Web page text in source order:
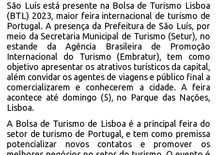
São Luís está presente na Bolsa de Turismo Lisboa
(BTL) 2023, maior feira internacional de turismo de
Portugal. A presença da Prefeitura de São Luís, por
meio da Secretaria Municipal de Turismo (Setur), no
estande da Agência Brasileira de Promoção
Internacional do Turismo (Embratur), tem como
objetivo apresentar os atrativos turísticos da capital,
além convidar os agentes de viagens e público final a
comercializarem e conhecerem a cidade. A feira
acontece até domingo (5), no Parque das Nações,
Lisboa.
A Bolsa de Turismo de Lisboa é a principal feira do
setor de turismo de Portugal, e tem como premissa
potencializar novos contatos e promover os